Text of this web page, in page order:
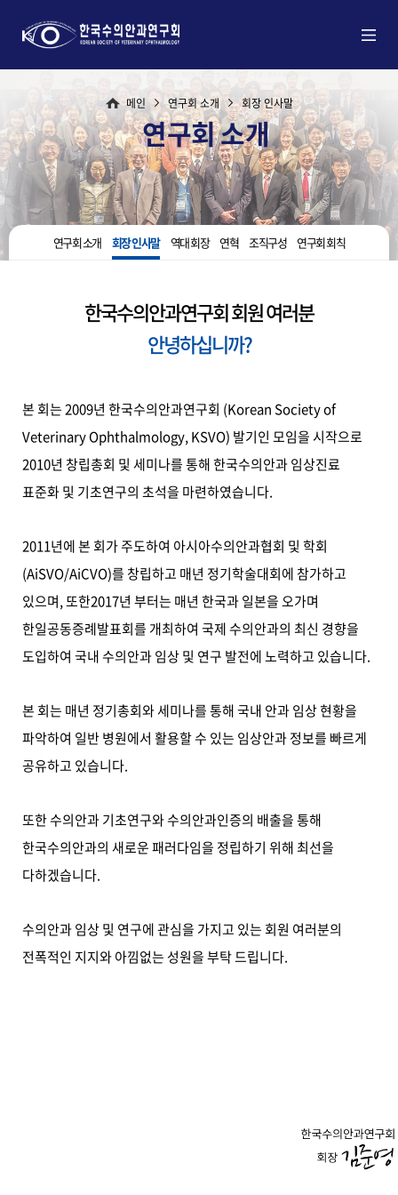
메인 연구회 소개 회장 인사말
연구회 소개
연구회 소개 회장 인사말 역대 회장 연혁 조직구성 연구회 회칙
한국수의안과연구회 회원 여러분
안녕하십니까?
본 회는 2009년 한국수의안과연구회 (Korean Society of
Veterinary Ophthalmology, KSVO) 발기인 모임을 시작으로
2010년 창립총회 및 세미나를 통해 한국수의안과 임상진료
표준화 및 기초연구의 초석을 마련하였습니다.
2011년에 본 회가 주도하여 아시아수의안과협회 및 학회
(AiSVO/AiCVO)를 창립하고 매년 정기학술대회에 참가하고
있으며, 또한2017년 부터는 매년 한국과 일본을 오가며
한일공동증례발표회를 개최하여 국제 수의안과의 최신 경향을
도입하여 국내 수의안과 임상 및 연구 발전에 노력하고 있습니다.
본 회는 매년 정기총회와 세미나를 통해 국내 안과 임상 현황을
파악하여 일반 병원에서 활용할 수 있는 임상안과 정보를 빠르게
공유하고 있습니다.
또한 수의안과 기초연구와 수의안과인증의 배출을 통해
한국수의안과의 새로운 패러다임을 정립하기 위해 최선을
다하겠습니다.
수의안과 임상 및 연구에 관심을 가지고 있는 회원 여러분의
전폭적인 지지와 아낌없는 성원을 부탁 드립니다.